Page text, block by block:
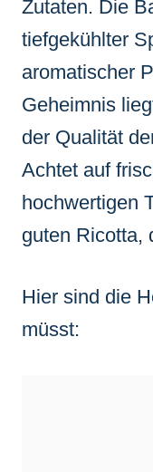
Zutaten. Die
tiefgekühlter
aromatischer
Geheimnis
der Qualität
Achtet auf
hochwertigen
guten Ricotta,
Hier sind die
müsst: